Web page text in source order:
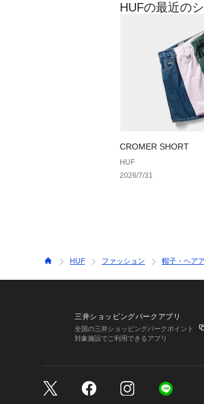
HUFの最近の
CROMER SHORT
HUF
2026/7/31
HUF ファッション 帽子・ヘア
三井ショッピングパークアプリ
全国の三井ショッピングパークポイント
対象施設でご利用できるアプリ